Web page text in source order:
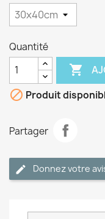
Quantité

 Produit
Partager
Donnez votre